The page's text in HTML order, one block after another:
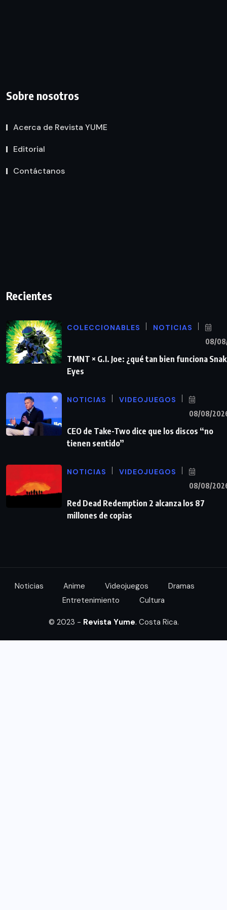
Sobre nosotros
Acerca de Revista YUME
Editorial
Contáctanos
Recientes
COLECCIONABLES NOTICIAS
08/
TMNT × G.I. Joe: ¿qué tan bien funciona
Eyes
NOTICIAS VIDEOJUEGOS
08/08/
CEO de Take-Two dice que los discos “no
tienen sentido”
NOTICIAS VIDEOJUEGOS
08/08/
Red Dead Redemption 2 alcanza los 87
millones de copias
Noticias Anime Videojuegos
Dramas
Entretenimiento
Cultura
© 2023 - Revista Yume. Costa Rica.